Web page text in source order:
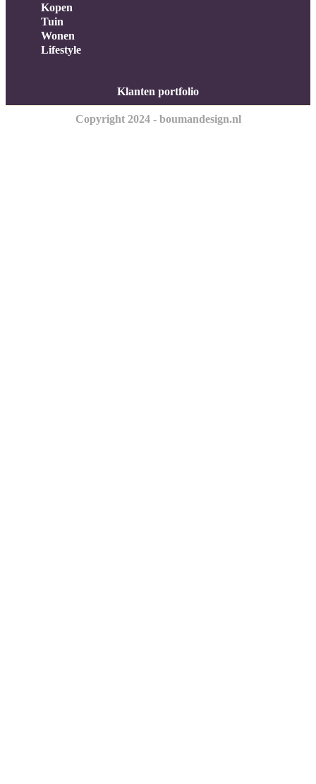
Kopen
Tuin
Wonen
Lifestyle
Klanten portfolio
Copyright 2024 - boumandesign.nl